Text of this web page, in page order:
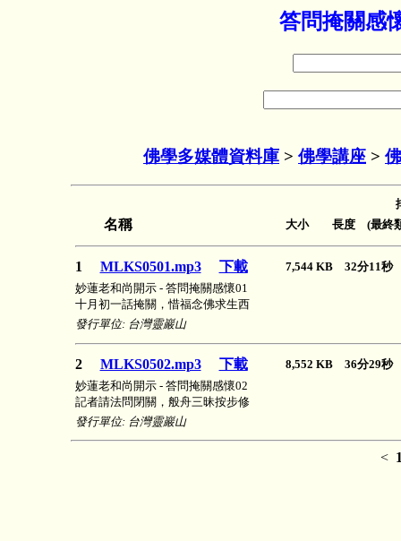
答問掩關感
佛學多媒體資料庫 > 佛學講座 >
名稱 大小 長度 (最終
1 MLKS0501.mp3 下載
7,544 KB 32分11
妙蓮老和尚開示 - 答問掩關感懷01
十月初一話掩關，惜福念佛求生西
發行單位: 台灣靈巖山
2 MLKS0502.mp3 下載
8,552 KB 36分29
妙蓮老和尚開示 - 答問掩關感懷02
記者請法問閉關，般舟三昧按步修
發行單位: 台灣靈巖山
<